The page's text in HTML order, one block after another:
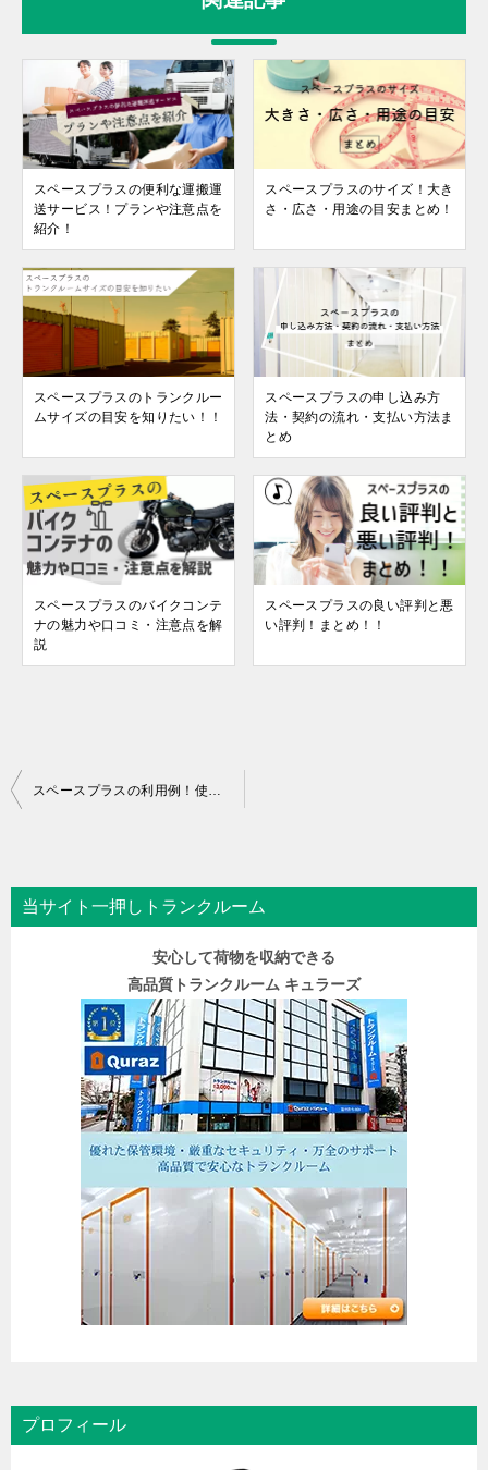
スペースプラスの便利な運搬運
送サービス！プランや注意点を
紹介！
スペースプラスのサイズ！大き
さ・広さ・用途の目安まとめ！
スペースプラスのトランクルー
ムサイズの目安を知りたい！！
スペースプラスの申し込み方
法・契約の流れ・支払い方法ま
とめ
スペースプラスのバイクコンテ
ナの魅力や口コミ・注意点を解
説
スペースプラスの良い評判と悪
い評判！まとめ！！
投
ビ
スペースプラスの利用例！使い方事例をタイプ別に紹介！
当サイト一押しトランクルーム
安心して荷物を収納できる
高品質トランクルーム キュラーズ
プロフィール